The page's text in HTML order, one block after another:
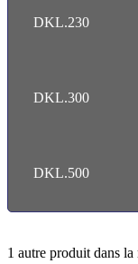
DKL.230
DKL.300
DKL.500
1 autre produit dans la